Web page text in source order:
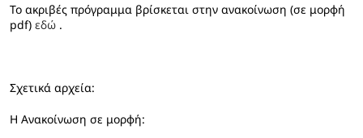
Το ακριβές πρόγραμμα βρίσκεται στην ανακοίνωση (σε μορφή
pdf) εδώ .
Σχετικά αρχεία:
Η Ανακοίνωση σε μορφή: